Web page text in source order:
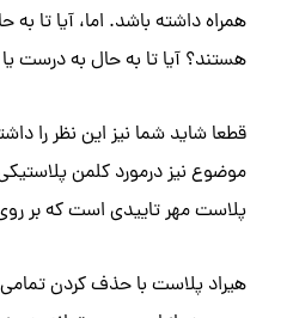
همراه داشته باشد. اما، آیا تا
هستند؟ آیا تا به حال به درست
قطعا شاید شما نیز این نظر را
موضوع نیز درمورد کلمن
پلاست مهر تاییدی است که بر
هیراد پلاست با حذف کردن